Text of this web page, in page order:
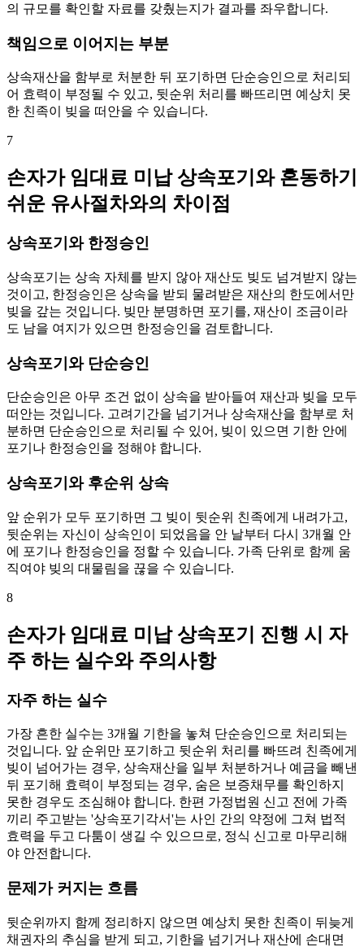
의 규모를 확인할 자료를 갖췄는지가 결과를 좌우합니다.
책임으로 이어지는 부분
상속재산을 함부로 처분한 뒤 포기하면 단순승인으로 처리되
어 효력이 부정될 수 있고, 뒷순위 처리를 빠뜨리면 예상치 못
한 친족이 빚을 떠안을 수 있습니다.
7
손자가 임대료 미납 상속포기와 혼동하기
쉬운 유사절차와의 차이점
상속포기와 한정승인
상속포기는 상속 자체를 받지 않아 재산도 빚도 넘겨받지 않는
것이고, 한정승인은 상속을 받되 물려받은 재산의 한도에서만
빚을 갚는 것입니다. 빚만 분명하면 포기를, 재산이 조금이라
도 남을 여지가 있으면 한정승인을 검토합니다.
상속포기와 단순승인
단순승인은 아무 조건 없이 상속을 받아들여 재산과 빚을 모두
떠안는 것입니다. 고려기간을 넘기거나 상속재산을 함부로 처
분하면 단순승인으로 처리될 수 있어, 빚이 있으면 기한 안에
포기나 한정승인을 정해야 합니다.
상속포기와 후순위 상속
앞 순위가 모두 포기하면 그 빚이 뒷순위 친족에게 내려가고,
뒷순위는 자신이 상속인이 되었음을 안 날부터 다시 3개월 안
에 포기나 한정승인을 정할 수 있습니다. 가족 단위로 함께 움
직여야 빚의 대물림을 끊을 수 있습니다.
8
손자가 임대료 미납 상속포기 진행 시 자
주 하는 실수와 주의사항
자주 하는 실수
가장 흔한 실수는 3개월 기한을 놓쳐 단순승인으로 처리되는
것입니다. 앞 순위만 포기하고 뒷순위 처리를 빠뜨려 친족에게
빚이 넘어가는 경우, 상속재산을 일부 처분하거나 예금을 빼낸
뒤 포기해 효력이 부정되는 경우, 숨은 보증채무를 확인하지
못한 경우도 조심해야 합니다. 한편 가정법원 신고 전에 가족
끼리 주고받는 '상속포기각서'는 사인 간의 약정에 그쳐 법적
효력을 두고 다툼이 생길 수 있으므로, 정식 신고로 마무리해
야 안전합니다.
문제가 커지는 흐름
뒷순위까지 함께 정리하지 않으면 예상치 못한 친족이 뒤늦게
채권자의 추심을 받게 되고, 기한을 넘기거나 재산에 손대면